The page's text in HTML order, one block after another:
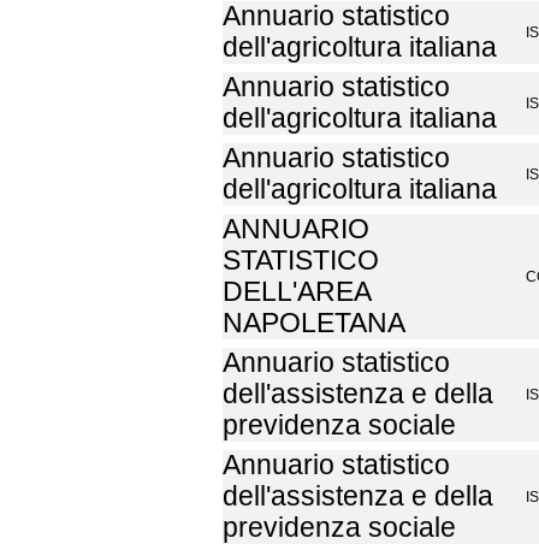
Annuario statistico
dell'agricoltura italiana
Annuario statistico
dell'agricoltura italiana
Annuario statistico
dell'agricoltura italiana
ANNUARIO
STATISTICO
DELL'AREA
NAPOLETANA
Annuario statistico
dell'assistenza e della
previdenza sociale
Annuario statistico
dell'assistenza e della
previdenza sociale